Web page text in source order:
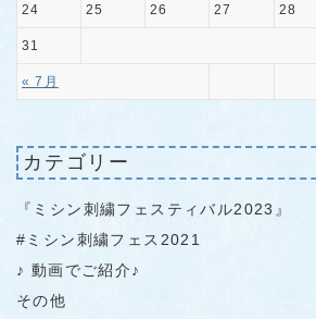
« 7月
24 25 26 27 28
31
カテゴリー
『ミシン刺繍フェスティバル2023』
#ミシン刺繍フェス2021
♪ 動画でご紹介♪
その他